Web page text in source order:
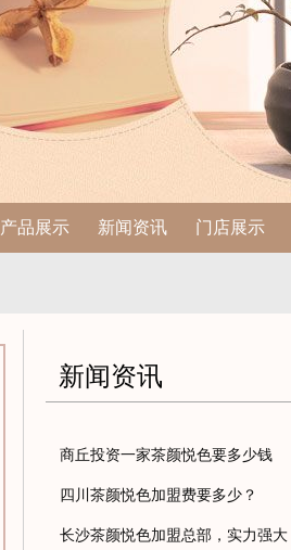
产品展示 新闻资讯 门店展示
新闻资讯
商丘投资一家茶颜悦色要多少钱
四川茶颜悦色加盟费要多少？
长沙茶颜悦色加盟总部，实力强大